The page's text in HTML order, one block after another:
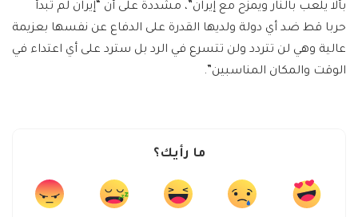
بألا يلعب بالنار ويمزح مع إيران”، مشددة على أن “إيران لم تبدأ
حربا قط ضد أي دولة ولديها القدرة على الدفاع عن نفسها بعزيمة
عالية وهي لن تتردد ولن تتسرع في الرد بل سترد على أي اعتداء في
الوقت والمكان المناسبين”.
ما رأيك؟